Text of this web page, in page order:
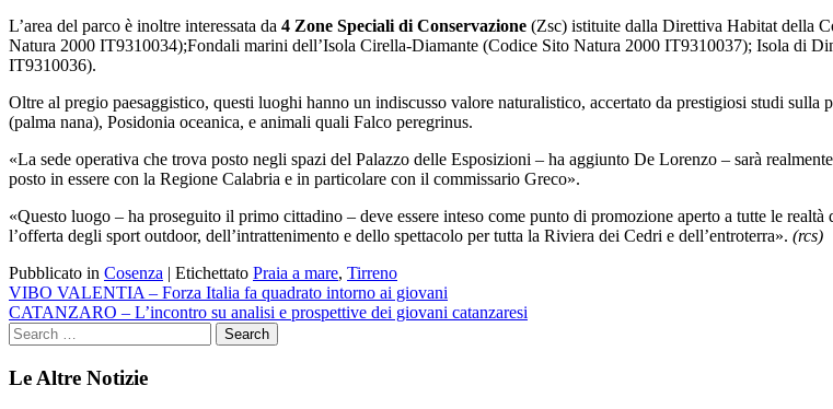
L’area del parco è inoltre interessata da 4 Zone Speciali di Conservazione (Zsc) istituite dalla Direttiva Habitat della
Natura 2000 IT9310034);Fondali marini dell’Isola Cirella-Diamante (Codice Sito Natura 2000 IT9310037); Isola di
IT9310036).
Oltre al pregio paesaggistico, questi luoghi hanno un indiscusso valore naturalistico, accertato da prestigiosi studi
(palma nana), Posidonia oceanica, e animali quali Falco peregrinus.
«La sede operativa che trova posto negli spazi del Palazzo delle Esposizioni – ha aggiunto De Lorenzo – sarà
posto in essere con la Regione Calabria e in particolare con il commissario Greco».
«Questo luogo – ha proseguito il primo cittadino – deve essere inteso come punto di promozione aperto a tutte le
l’offerta degli sport outdoor, dell’intrattenimento e dello spettacolo per tutta la Riviera dei Cedri e dell’entroterra». (rcs)
Pubblicato in Cosenza | Etichettato Praia a mare, Tirreno
Navigazione
articoli
VIBO VALENTIA – Forza Italia fa quadrato intorno ai giovani
CATANZARO – L’incontro su analisi e prospettive dei giovani catanzaresi
Le Altre Notizie